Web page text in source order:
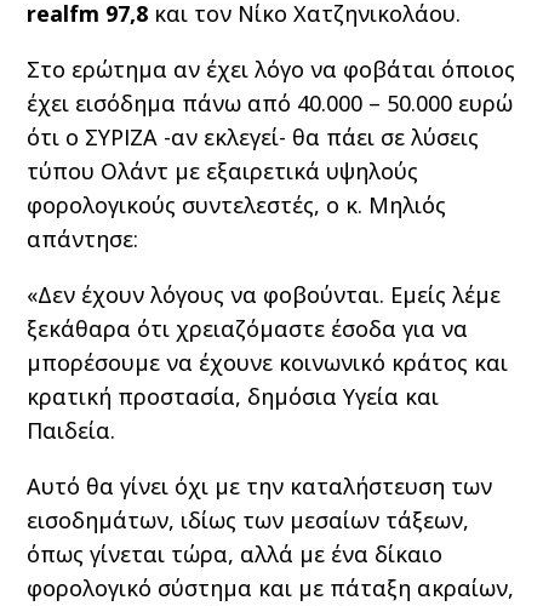
realfm 97,8 και τον Νίκο Χατζηνικολάου.
Στο ερώτημα αν έχει λόγο να φοβάται όποιος
έχει εισόδημα πάνω από 40.000 – 50.000 ευρώ
ότι ο ΣΥΡΙΖΑ -αν εκλεγεί- θα πάει σε λύσεις
τύπου Ολάντ με εξαιρετικά υψηλούς
φορολογικούς συντελεστές, ο κ. Μηλιός
απάντησε:
«Δεν έχουν λόγους να φοβούνται. Εμείς λέμε
ξεκάθαρα ότι χρειαζόμαστε έσοδα για να
μπορέσουμε να έχουνε κοινωνικό κράτος και
κρατική προστασία, δημόσια Υγεία και
Παιδεία.
Αυτό θα γίνει όχι με την καταλήστευση των
εισοδημάτων, ιδίως των μεσαίων τάξεων,
όπως γίνεται τώρα, αλλά με ένα δίκαιο
φορολογικό σύστημα και με πάταξη ακραίων,